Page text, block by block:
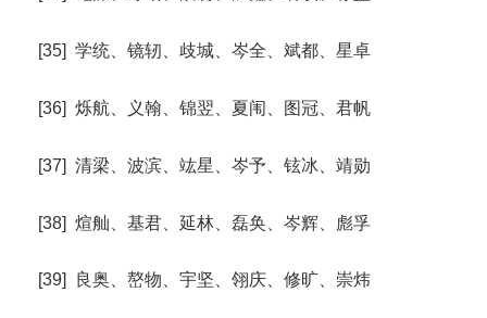
[35] 学统、镜轫、歧城、岑全、斌都、星卓
[36] 烁航、义翰、锦翌、夏闱、图冠、君帆
[37] 清梁、波滨、竑星、岑予、铉冰、靖勋
[38] 煊舢、基君、延林、磊奂、岑辉、彪孚
[39] 良奥、嶅物、宇坚、翎庆、修旷、崇炜